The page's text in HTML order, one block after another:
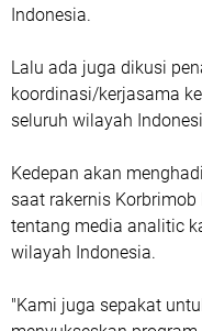
Indonesia.
Lalu ada juga dikusi
koordinasi/kerjasama
seluruh wilayah
Kedepan akan
saat rakernis
tentang media analitic
wilayah Indonesia.
"Kami juga sepakat